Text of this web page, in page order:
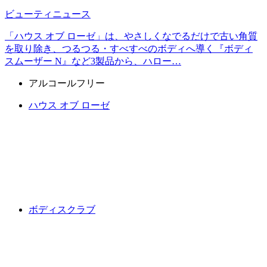
ビューティニュース
「ハウス オブ ローゼ」は、やさしくなでるだけで古い角質
を取り除き、つるつる・すべすべのボディへ導く『ボディ
スムーザー N』など3製品から、ハロー…
アルコールフリー
ハウス オブ ローゼ
ボディスクラブ